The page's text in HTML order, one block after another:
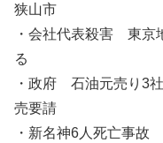
狭山市
・会社代表殺害 東京
る
・政府 石油元売り3
売要請
・新名神6人死亡事